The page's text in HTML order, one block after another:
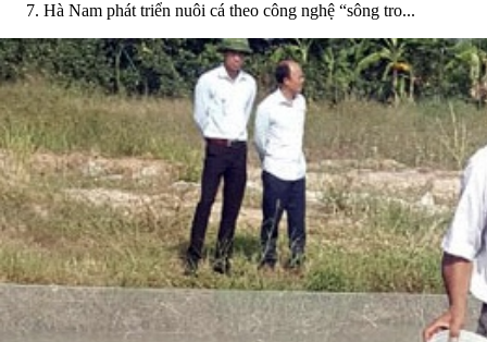
Hà Nam phát triển nuôi cá theo công nghệ “sông tro...